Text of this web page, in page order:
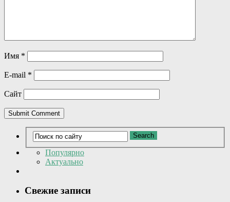
Имя *
E-mail *
Сайт
Популярно
Актуально
Свежие записи